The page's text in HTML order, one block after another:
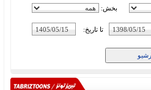
بخش:
تا تاریخ: